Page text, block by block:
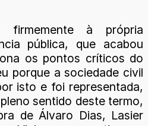
firmemente à própria
pública, que acabou
os pontos críticos do
porque a sociedade civil
isto e foi representada,
sentido deste termo,
de Álvaro Dias, Lasier